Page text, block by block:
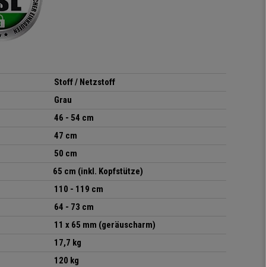
sich der
Körperbewegung an.
Klare Kaufempfehlung!
Stoff / Netzstoff
Grau
46 - 54 cm
47 cm
50 cm
65 cm (inkl. Kopfstütze)
110 - 119 cm
64 - 73 cm
11 x 65 mm (geräuscharm)
17,7 kg
120 kg